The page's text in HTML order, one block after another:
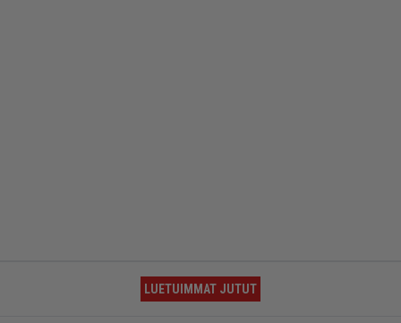
LUETUIMMAT JUTUT